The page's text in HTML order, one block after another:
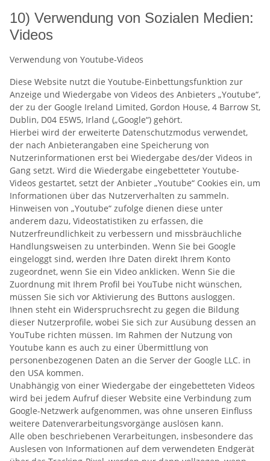
10) Verwendung von Sozialen Medien:
Videos
Verwendung von Youtube-Videos
Diese Website nutzt die Youtube-Einbettungsfunktion zur
Anzeige und Wiedergabe von Videos des Anbieters „Youtube“,
der zu der Google Ireland Limited, Gordon House, 4 Barrow St,
Dublin, D04 E5W5, Irland („Google“) gehört.
Hierbei wird der erweiterte Datenschutzmodus verwendet,
der nach Anbieterangaben eine Speicherung von
Nutzerinformationen erst bei Wiedergabe des/der Videos in
Gang setzt. Wird die Wiedergabe eingebetteter Youtube-
Videos gestartet, setzt der Anbieter „Youtube“ Cookies ein, um
Informationen über das Nutzerverhalten zu sammeln.
Hinweisen von „Youtube“ zufolge dienen diese unter
anderem dazu, Videostatistiken zu erfassen, die
Nutzerfreundlichkeit zu verbessern und missbräuchliche
Handlungsweisen zu unterbinden. Wenn Sie bei Google
eingeloggt sind, werden Ihre Daten direkt Ihrem Konto
zugeordnet, wenn Sie ein Video anklicken. Wenn Sie die
Zuordnung mit Ihrem Profil bei YouTube nicht wünschen,
müssen Sie sich vor Aktivierung des Buttons ausloggen.
Ihnen steht ein Widerspruchsrecht zu gegen die Bildung
dieser Nutzerprofile, wobei Sie sich zur Ausübung dessen an
YouTube richten müssen. Im Rahmen der Nutzung von
Youtube kann es auch zu einer Übermittlung von
personenbezogenen Daten an die Server der Google LLC. in
den USA kommen.
Unabhängig von einer Wiedergabe der eingebetteten Videos
wird bei jedem Aufruf dieser Website eine Verbindung zum
Google-Netzwerk aufgenommen, was ohne unseren Einfluss
weitere Datenverarbeitungsvorgänge auslösen kann.
Alle oben beschriebenen Verarbeitungen, insbesondere das
Auslesen von Informationen auf dem verwendeten Endgerät